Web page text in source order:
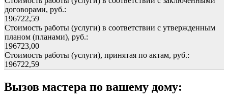
договорами, руб.:
196722,59
Стоимость работы (услуги) в соответствии с утвержденным
планом (планами), руб.:
196723,00
Стоимость работы (услуги), принятая по актам, руб.:
196722,59
Вызов мастера по вашему дому: